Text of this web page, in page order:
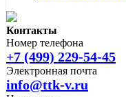
Контакты
Номер телефона
+7 (499) 229-54-45
Электронная почта
info@ttk-v.ru